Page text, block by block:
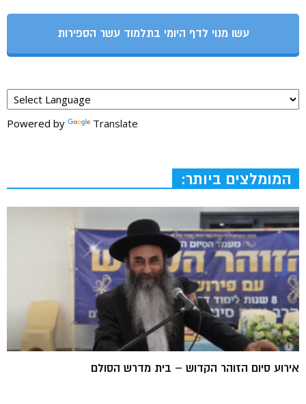
עשו מנוי לדף היומי בתלמוד עשר הספירות
Powered by Translate
המומלצים ביותר:
אירוע סיום הזוהר הקדוש – בית מדרש הסולם